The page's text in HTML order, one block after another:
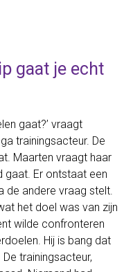
gaat je echt
gaat?’ vraagt
trainingsacteur. De
Maarten vraagt haar
gaat. Er ontstaat een
de andere vraag stelt.
het doel was van zijn
wilde confronteren
Hij is bang dat
trainingsacteur,